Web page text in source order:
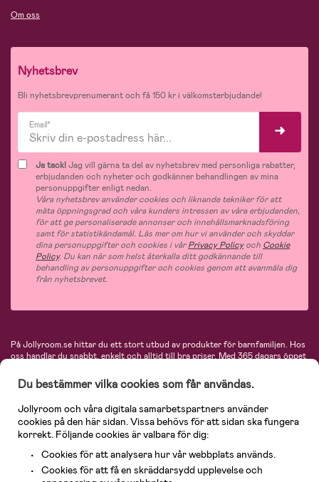
Om oss
Nyhetsbrev
Bli nyhetsbrevprenumerant och få 150 kr i välkomsterbjudande!
Email*
Ja tack!Jag vill gärna ta del av nyhetsbrev med personliga rabatter,
erbjudanden och nyheter och godkänner behandlingen av mina
personuppgifter enligt nedan.
Våra nyhetsbrev använder cookies och liknande tekniker för att
mäta öppningsgrad och våra kunders intressen av våra erbjudanden,
för att ge personaliserade annonser och innehållsmarknadsföring
samt för statistikändamål. Läs mer om hur vi använder och skyddar
dina personuppgifter och cookies i vårPrivacy Policyoch Cookie
Policy. Du kan när som helst återkalla ditt godkännande till
behandling av personuppgifter och cookies genom att avanmäla dig
från nyhetsbrevet.
På Jollyroom.se hittar du ett stort utbud av produkter för barnfamiljen. Hos
oss handlar du snabbt, enkelt och alltid till bra priser. Med 365 dagars öppet
hos oss. I vårt sortiment hittar du barnvagnar, bilstolar, kläder för barn och
baby, produkter för mamman, massor av inspirerande inredning, leksaker,
varumärken så som Britax, Maxi-Cosi, Baby Jogger, BabyBjörn, Didriksons,
KidKraft, Ergobaby, Philips Avent, Neonate, Cybex, LEGO och många fler.
Välkommen in och kika runt i Nordens största barn- och babybutik på nätet!
Du bestämmer vilka cookies som får användas.
Jollyroom och våra digitala samarbetspartners använder
cookies på den här sidan. Vissa behövs för att sidan ska fungera
korrekt. Följande cookies är valbara för dig:
Cookies för att analysera hur vår webbplats används.
Cookies för att få en skräddarsydd upplevelse och